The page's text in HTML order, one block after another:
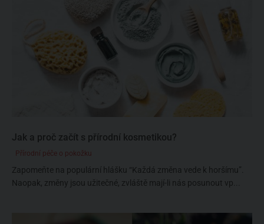
Jak a proč začít s přírodní kosmetikou?
Přírodní péče o pokožku
Zapomeňte na populární hlášku “Každá změna vede k horšímu”.
Naopak, změny jsou užitečné, zvláště mají-li nás posunout vp...